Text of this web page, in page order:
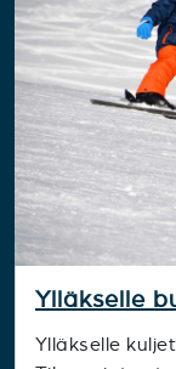
Ylläkselle
Ylläkselle